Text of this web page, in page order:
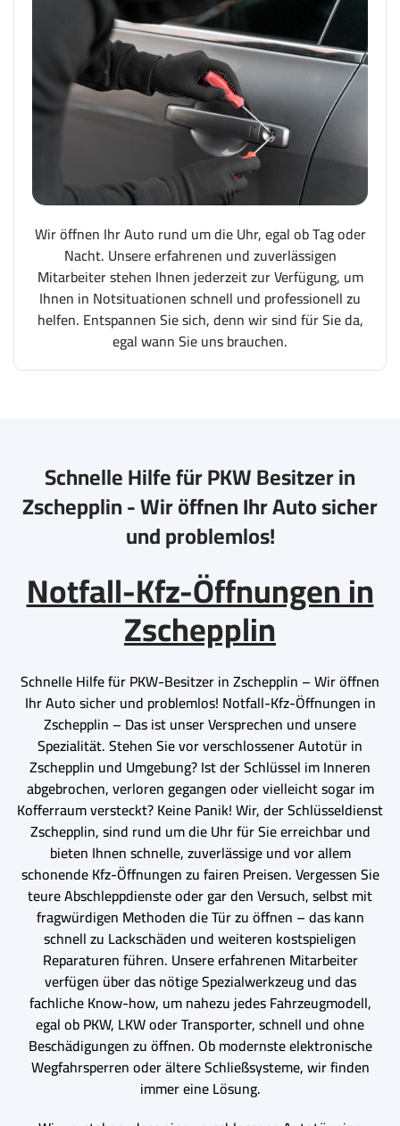
Wir öffnen Ihr Auto rund um die Uhr, egal ob Tag oder
Nacht. Unsere erfahrenen und zuverlässigen
Mitarbeiter stehen Ihnen jederzeit zur Verfügung, um
Ihnen in Notsituationen schnell und professionell zu
helfen. Entspannen Sie sich, denn wir sind für Sie da,
egal wann Sie uns brauchen.
Schnelle Hilfe für PKW Besitzer in
Zschepplin - Wir öffnen Ihr Auto sicher
und problemlos!
Notfall-Kfz-Öffnungen in
Zschepplin
Schnelle Hilfe für PKW-Besitzer in Zschepplin – Wir öffnen
Ihr Auto sicher und problemlos! Notfall-Kfz-Öffnungen in
Zschepplin – Das ist unser Versprechen und unsere
Spezialität. Stehen Sie vor verschlossener Autotür in
Zschepplin und Umgebung? Ist der Schlüssel im Inneren
abgebrochen, verloren gegangen oder vielleicht sogar im
Kofferraum versteckt? Keine Panik! Wir, der Schlüsseldienst
Zschepplin, sind rund um die Uhr für Sie erreichbar und
bieten Ihnen schnelle, zuverlässige und vor allem
schonende Kfz-Öffnungen zu fairen Preisen. Vergessen Sie
teure Abschleppdienste oder gar den Versuch, selbst mit
fragwürdigen Methoden die Tür zu öffnen – das kann
schnell zu Lackschäden und weiteren kostspieligen
Reparaturen führen. Unsere erfahrenen Mitarbeiter
verfügen über das nötige Spezialwerkzeug und das
fachliche Know-how, um nahezu jedes Fahrzeugmodell,
egal ob PKW, LKW oder Transporter, schnell und ohne
Beschädigungen zu öffnen. Ob modernste elektronische
Wegfahrsperren oder ältere Schließsysteme, wir finden
immer eine Lösung.